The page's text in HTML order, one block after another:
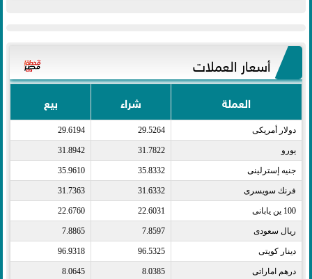
أسعار العملات
العملة شراء بيع
دولار أمريكى​ 29.5264
29.6194
يورو​ 31.7822
31.8942
جنيه إسترلينى​ 35.8332
35.9610
فرنك سويسرى​ 31.6332
31.7363
100 ين يابانى​ 22.6031
22.6760
ريال سعودى​ 7.8597
7.8865
دينار كويتى​ 96.5325
96.9318
درهم اماراتى​ 8.0385
8.0645